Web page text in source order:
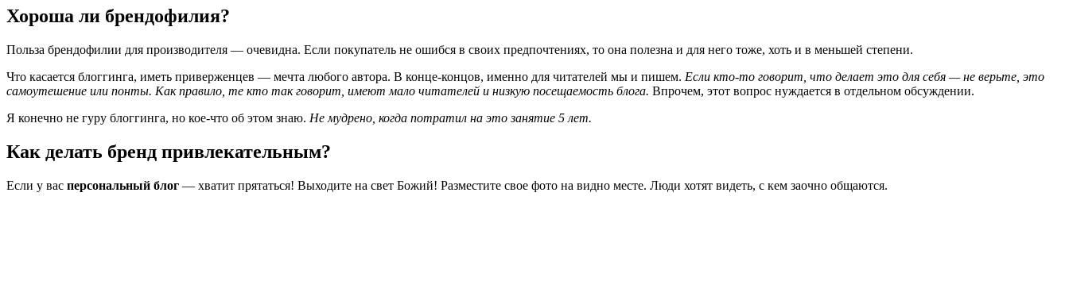
Хороша ли брендофилия?
Польза брендофилии для производителя — очевидна. Если покупатель не ошибся в своих предпочтениях, то она полезна и для него тоже, хоть и в меньшей степени.
Что касается блоггинга, иметь приверженцев — мечта любого автора. В конце-концов, именно для читателей мы и пишем. Если кто-то говорит, что делает это для себя — не верьте, это
самоутешение или понты. Как правило, те кто так говорит, имеют мало читателей и низкую посещаемость блога. Впрочем, этот вопрос нуждается в отдельном обсуждении.
Я конечно не гуру блоггинга, но кое-что об этом знаю. Не мудрено, когда потратил на это занятие 5 лет.
Как делать бренд привлекательным?
Если у вас персональный блог — хватит прятаться! Выходите на свет Божий! Разместите свое фото на видно месте. Люди хотят видеть, с кем заочно общаются.